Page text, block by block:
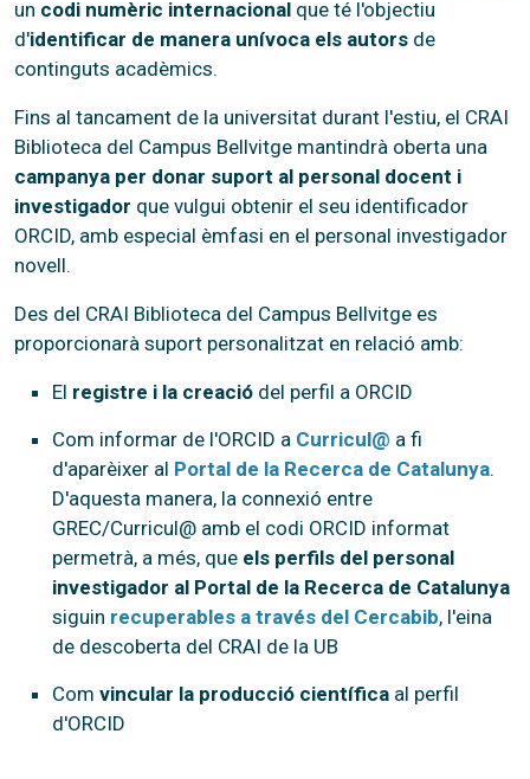
un codi numèric internacional que té l'objectiu
d'identificar de manera unívoca els autors de
continguts acadèmics.
Fins al tancament de la universitat durant l'estiu, el CRAI
Biblioteca del Campus Bellvitge mantindrà oberta una
campanya per donar suport al personal docent i
investigador que vulgui obtenir el seu identificador
ORCID, amb especial èmfasi en el personal investigador
novell.
Des del CRAI Biblioteca del Campus Bellvitge es
proporcionarà suport personalitzat en relació amb:
El registre i la creació del perfil a ORCID
Com informar de l'ORCID a Curricul@ a fi
d'aparèixer al Portal de la Recerca de Catalunya.
D'aquesta manera, la connexió entre
GREC/Curricul@ amb el codi ORCID informat
permetrà, a més, que els perfils del personal
investigador al Portal de la Recerca de Catalunya
siguin recuperables a través del Cercabib, l'eina
de descoberta del CRAI de la UB
Com vincular la producció científica al perfil
d'ORCID